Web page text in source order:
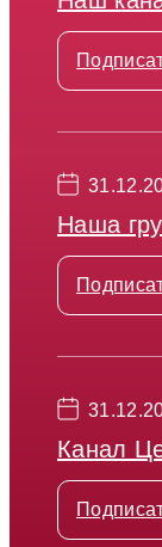
Наша
Канал